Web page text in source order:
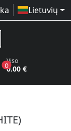
Lietuvių
pageidavimų sąraše
0produktai
Viso
0.00 €